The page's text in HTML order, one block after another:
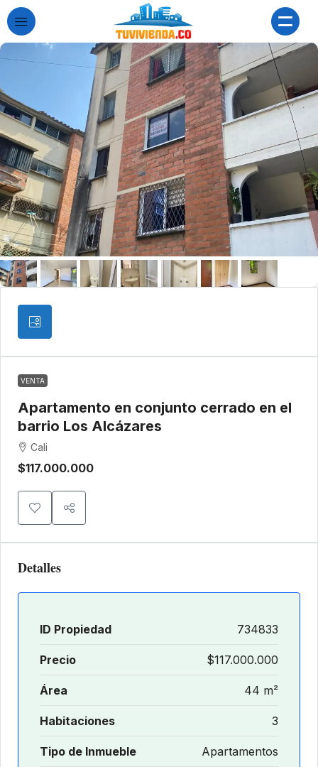
VENTA
Apartamento en conjunto cerrado en el
barrio Los Alcázares
Cali
$117.000.000
Detalles
ID Propiedad 734833
Precio $117.000.000
Área 44 m²
Habitaciones 3
Tipo de Inmueble Apartamentos